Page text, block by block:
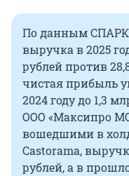
По данным
выручка в 2025
рублей против
чистая прибыль
2024 году до 1,3
ООО «Максипро
вошедшими в
Castorama,
рублей, а в